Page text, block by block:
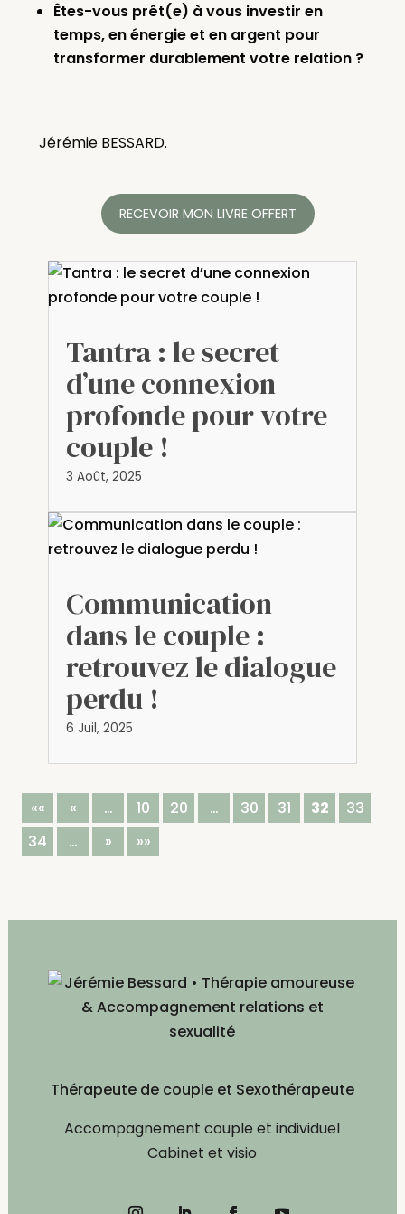
Êtes-vous prêt(e) à vous investir en
temps, en énergie et en argent pour
transformer durablement votre relation ?
Jérémie BESSARD.
RECEVOIR MON LIVRE OFFERT
Tantra : le secret
d’une connexion
profonde pour votre
couple !
3 Août, 2025
Communication
dans le couple :
retrouvez le dialogue
perdu !
6 Juil, 2025
«« « … 10 20 … 30 31 32
33
34
… » »»
Thérapeute de couple et Sexothérapeute
Accompagnement couple et individuel
Cabinet et visio